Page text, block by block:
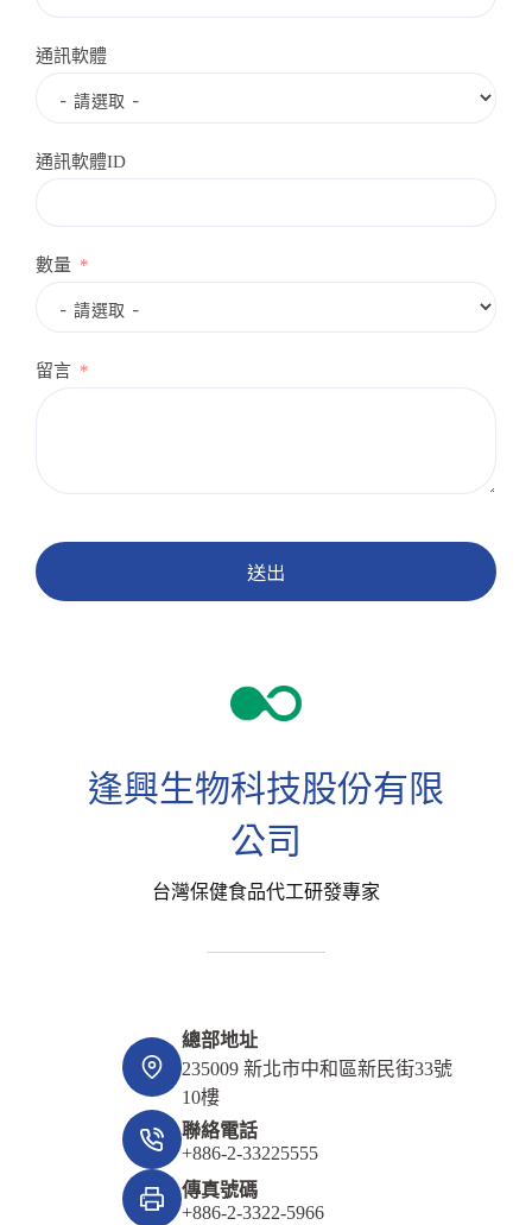
逢興生物科技股份有限
公司
台灣保健食品代工研發專家
總部地址
235009 新北市中和區新民街33號
10樓
聯絡電話
+886-2-33225555
傳真號碼
+886-2-3322-5966
通訊軟體
通訊軟體ID
數量
留言
送出